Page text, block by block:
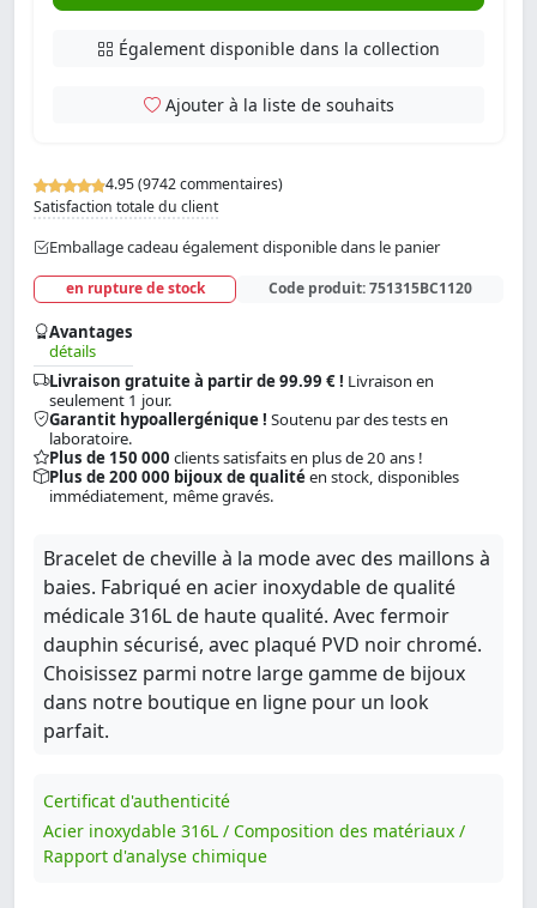
4.95 (9742 commentaires)
Satisfaction totale du client
Emballage cadeau également disponible dans le panier
en rupture de stock Code produit:751315BC1120
Avantages
détails
Livraison gratuite à partir de 99.99 € ! Livraison en
seulement 1 jour.
Garantit hypoallergénique ! Soutenu par des tests en
laboratoire.
Plus de 150 000 clients satisfaits en plus de 20 ans !
Plus de 200 000 bijoux de qualitéen stock, disponibles
immédiatement, même gravés.
Également disponible dans la collection
Ajouter à la liste de souhaits
Bracelet de cheville à la mode avec des maillons à
baies. Fabriqué en acier inoxydable de qualité
médicale 316L de haute qualité. Avec fermoir
dauphin sécurisé, avec plaqué PVD noir chromé.
Choisissez parmi notre large gamme de bijoux
dans notre boutique en ligne pour un look
parfait.
Certificat d'authenticité
Acier inoxydable 316L / Composition des matériaux /
Rapport d'analyse chimique